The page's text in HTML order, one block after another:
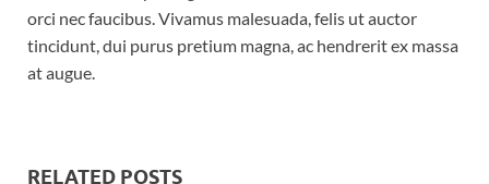
orci nec faucibus. Vivamus malesuada, felis ut auctor
tincidunt, dui purus pretium magna, ac hendrerit ex massa
at augue.
RELATED POSTS